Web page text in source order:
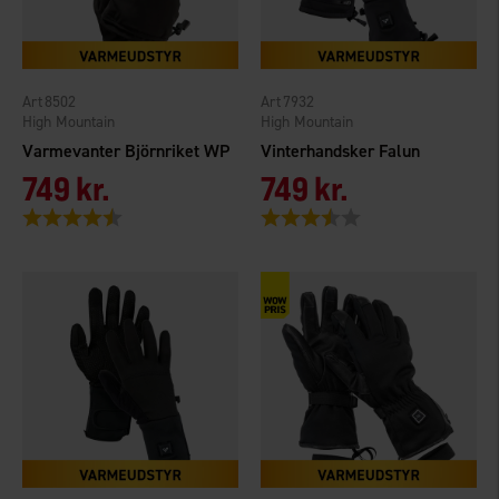
Varmevanter Björnriket WP
High Mountain
8502
749 kr.
Vurdering:
Vinterhandsker Falun
High Mountain
7932
749 kr.
Vurdering: